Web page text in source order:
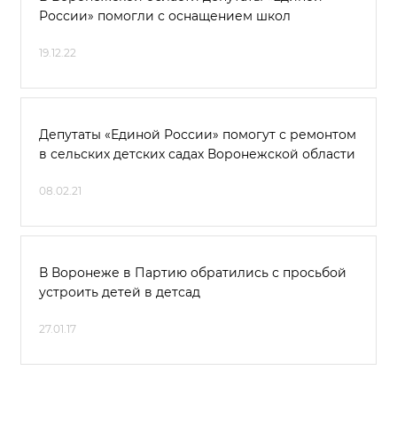
России» помогли с оснащением школ
19.12.22
Депутаты «Единой России» помогут с ремонтом
в сельских детских садах Воронежской области
08.02.21
В Воронеже в Партию обратились с просьбой
устроить детей в детсад
27.01.17